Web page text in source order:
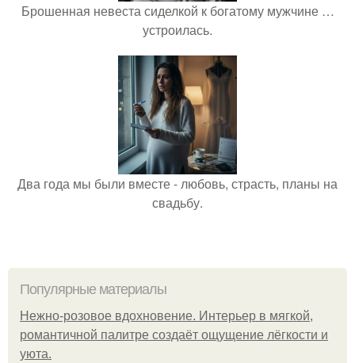
Брошенная невеста сиделкой к богатому мужчине …
устроилась.
Два года мы были вместе - любовь, страсть, планы на
свадьбу.
Популярные материалы
Нежно-розовое вдохновение. Интерьер в мягкой,
романтичной палитре создаёт ощущение лёгкости и
уюта.